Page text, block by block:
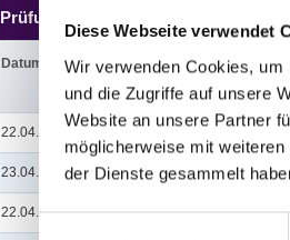
Diese Webseite verwendet
Wir verwenden Cookies,
und die Zugriffe auf unsere
Website an unsere Partner
möglicherweise mit
der Dienste gesammelt
Prüfungen
Datum Prüfung
22.04.2023 (
23.04.2023 (v) 2. Standard-Spring-WB
22.04.2023 (n) 3. Reiter-WB Schritt -